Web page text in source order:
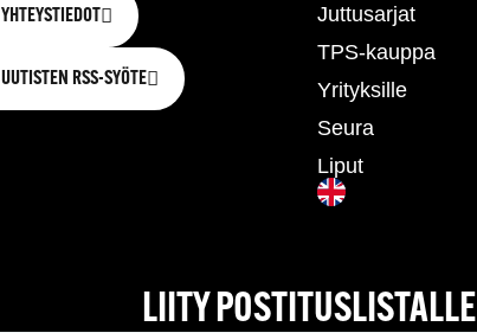
YHTEYSTIEDOT
UUTISTEN RSS-SYÖTE
Juttusarjat
TPS-kauppa
Yrityksille
Seura
Liput
LIITY POSTITUSLISTALLE